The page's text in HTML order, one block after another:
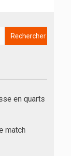
en quarts
match